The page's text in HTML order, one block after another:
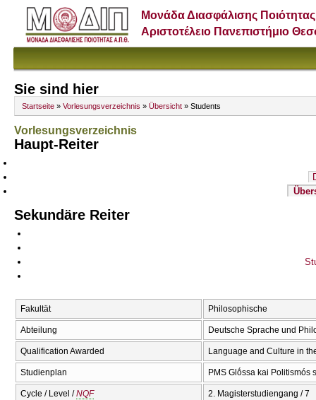
Μονάδα Διασφάλισης Ποιότητας
Αριστοτέλειο Πανεπιστήμιο
Sie sind hier
Startseite » Vorlesungsverzeichnis » Übersicht » Students
Vorlesungsverzeichnis
Haupt-Reiter
Sekundäre Reiter
Fakultät Philosophische
Abteilung Deutsche Sprache und
Qualification Awarded Language and Culture in
Studienplan PMS Glṓssa kai
Cycle / Level /NQF 2. Magisterstudiengang / 7